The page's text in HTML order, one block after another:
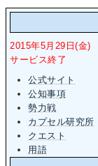
2015年5月29日(金)
サービス終了
公式サイト
公知事項
勢力戦
カプセル研究所
クエスト
用語